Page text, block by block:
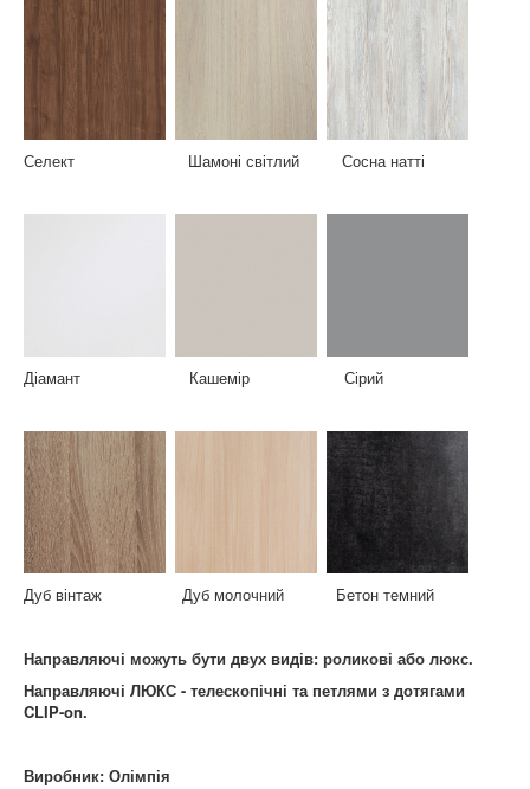
Селект Шамоні світлий Сосна натті
Діамант Кашемір Сірий
Дуб вінтаж Дуб молочний Бетон темний
Направляючі можуть бути двух видів: роликові або люкс.
Направляючі ЛЮКС - телескопічні та петлями з дотягами
CLIP-on.
Виробник: Олімпія